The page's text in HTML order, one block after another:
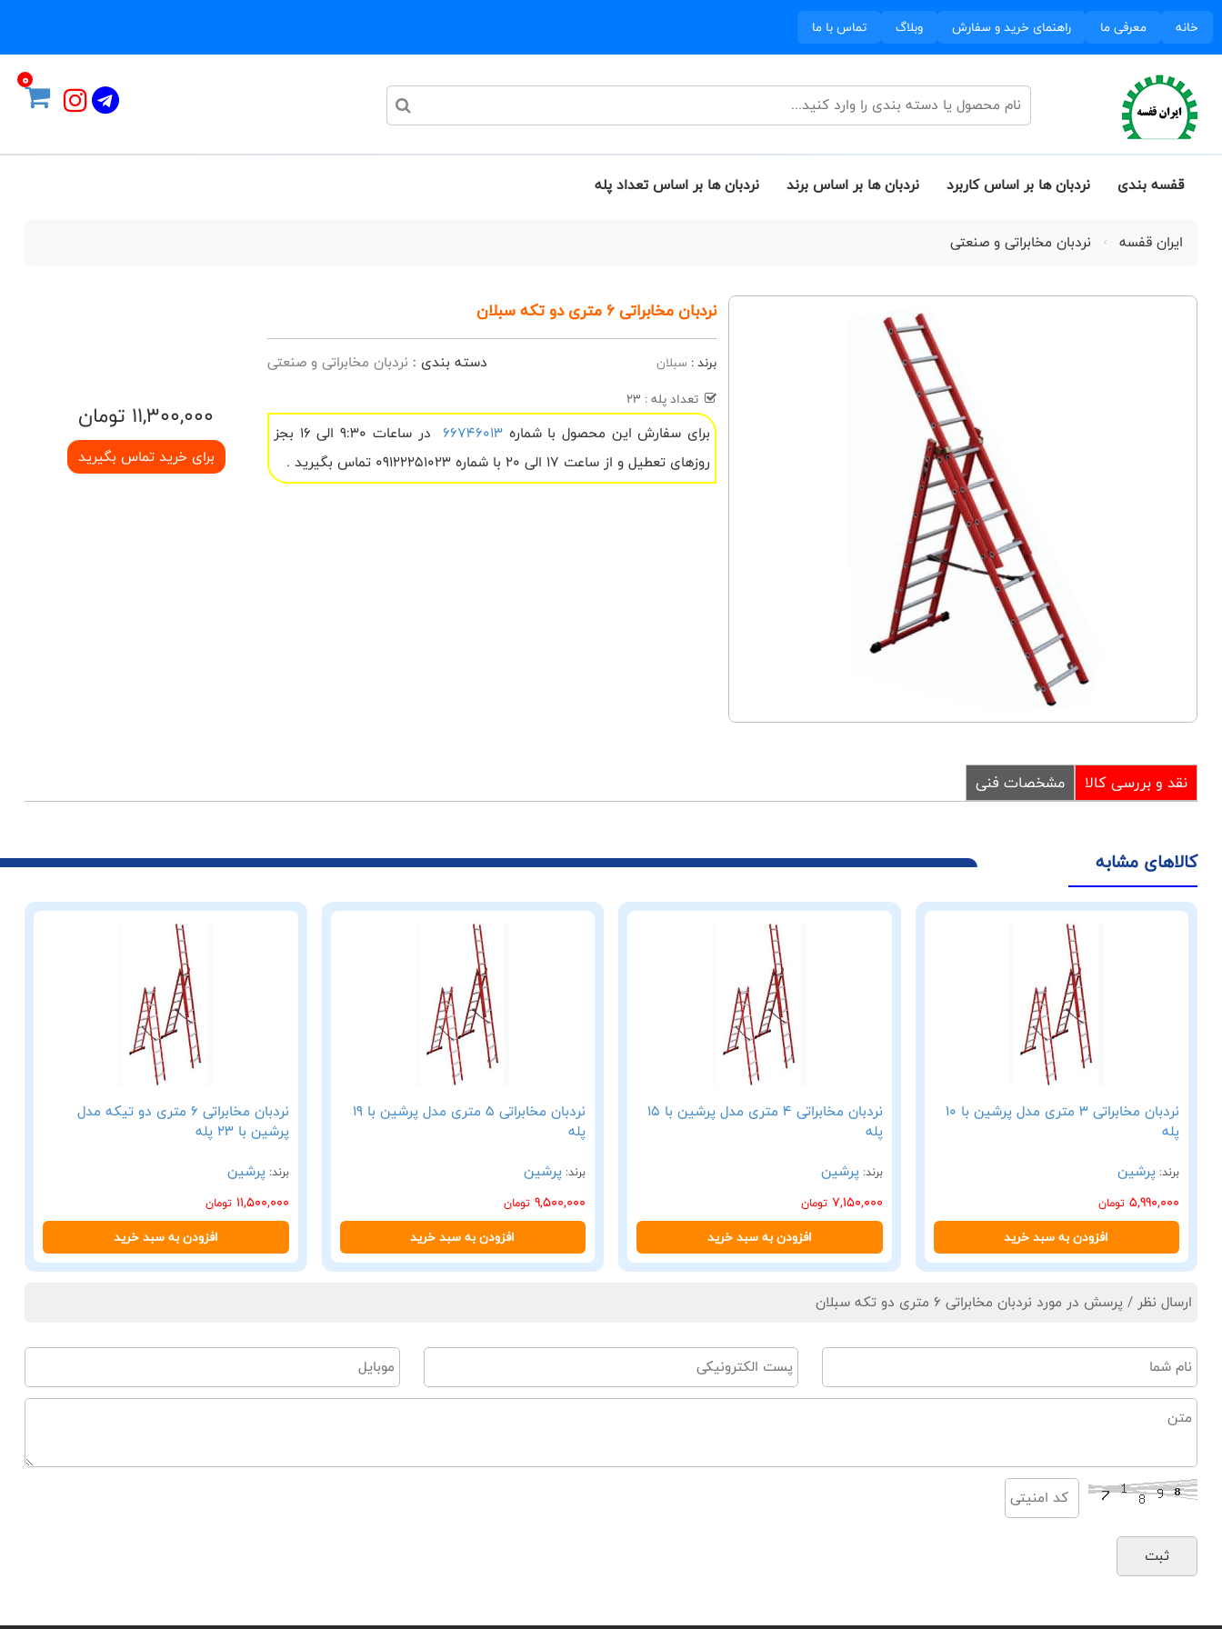
خانه معرفی ما راهنمای خرید و سفارش وبلاگ تماس با ما
0
قفسه بندی نردبان ها بر اساس کاربرد نردبان ها بر اساس برند نردبان ها بر اساس تعداد پله
ایران قفسه نردبان مخابراتی و صنعتی
نردبان مخابراتی 6 متری دو تکه سبلان
برند : سبلان دسته بندی : نردبان مخابراتی و صنعتی
تعداد پله : 23
برای سفارش این محصول با شماره66746013
در ساعات 9:30 الی 16 بجز
روزهای تعطیل و از ساعت 17 الی 20 با شماره 09122251023 تماس بگیرید .
11,300,000 تومان
برای خرید تماس بگیرید
نقد و بررسی کالا مشخصات فنی
کالاهای مشابه
نردبان مخابراتی 3 متری مدل پرشین با 10
پله
برند: پرشین
5,990,000 تومان
افزودن به سبد خرید
نردبان مخابراتی 4 متری مدل پرشین با 15
پله
برند:پرشین
7,150,000 تومان
افزودن به سبد خرید
نردبان مخابراتی 5 متری مدل پرشین با 19
پله
برند: پرشین
9,500,000 تومان
افزودن به سبد خرید
نردبان مخابراتی 6 متری دو تیکه مدل
پرشین با 23 پله
برند:پرشین
11,500,000 تومان
افزودن به سبد خرید
ارسال نظر / پرسش در مورد نردبان مخابراتی 6 متری دو تکه سبلان